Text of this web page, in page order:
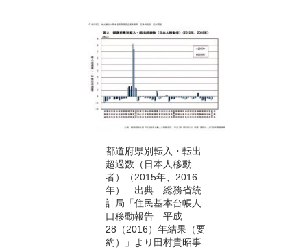
都道府県別転入・転出
超過数（日本人移動
者）（2015年、2016
年） 出典 総務省統
計局「住民基本台帳人
口移動報告 平成
28（2016）年結果（要
約）」より田村貴昭事